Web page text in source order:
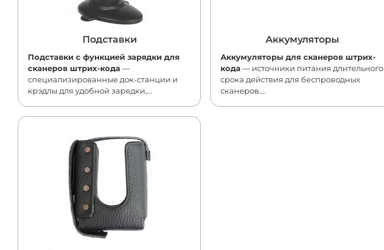
Подставки
Подставки с функцией зарядки для
сканеров штрих-кода —
специализированные док-станции и
крэдлы для удобной зарядки,...
Аккумуляторы
Аккумуляторы для сканеров штрих-
кода — источники питания длительного
срока действия для беспроводных
сканеров....